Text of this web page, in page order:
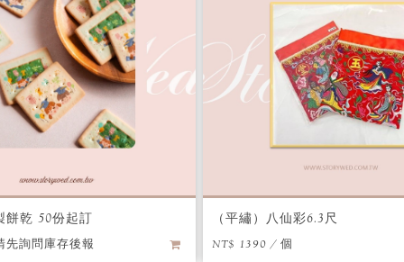
餅乾 50份起訂
先詢問庫存後報
（平繡）八仙彩6.3尺
NT$ 1390 / 個